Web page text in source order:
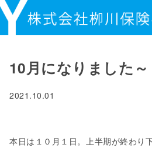
10月になりました
2021.10.01
本日は１０月１日。上半期が終わり